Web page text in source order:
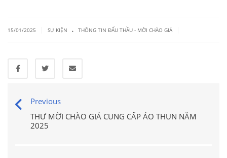
15/01/2025 SỰ KIỆN . THÔNG TIN ĐẤU THẦU - MỜI CHÀO GIÁ
Previous
THƯ MỜI CHÀO GIÁ CUNG CẤP ÁO THUN NĂM
2025